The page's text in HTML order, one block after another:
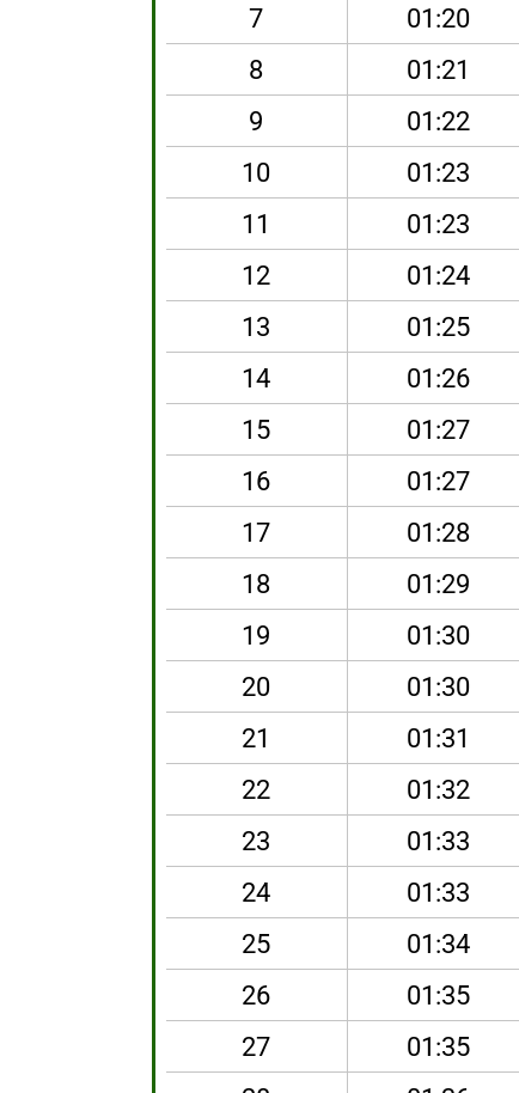
7
01:20
8
01:21
9
01:22
10
01:23
11
01:23
12
01:24
13
01:25
14
01:26
15
01:27
16
01:27
17
01:28
18
01:29
19
01:30
20
01:30
21
01:31
22
01:32
23
01:33
24
01:33
25
01:34
26
01:35
27
01:35